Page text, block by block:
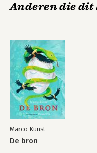
Anderen die dit
Marco Kunst
De bron